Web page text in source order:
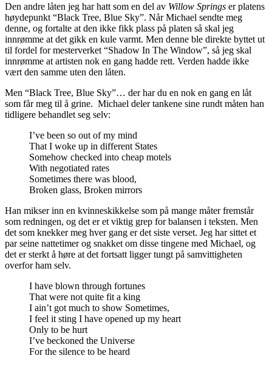
Den andre låten jeg har hatt som en del av Willow Springs er platens
høydepunkt “Black Tree, Blue Sky”. Når Michael sendte meg
denne, og fortalte at den ikke fikk plass på platen så skal jeg
innrømme at det gikk en kule varmt. Men denne ble direkte byttet ut
til fordel for mesterverket “Shadow In The Window”, så jeg skal
innrømme at artisten nok en gang hadde rett. Verden hadde ikke
vært den samme uten den låten.
Men “Black Tree, Blue Sky”… der har du en nok en gang en låt
som får meg til å grine. Michael deler tankene sine rundt måten han
tidligere behandlet seg selv:
I’ve been so out of my mind
That I woke up in different States
Somehow checked into cheap motels
With negotiated rates
Sometimes there was blood,
Broken glass, Broken mirrors
Han mikser inn en kvinneskikkelse som på mange måter fremstår
som redningen, og det er et viktig grep for balansen i teksten. Men
det som knekker meg hver gang er det siste verset. Jeg har sittet et
par seine nattetimer og snakket om disse tingene med Michael, og
det er sterkt å høre at det fortsatt ligger tungt på samvittigheten
overfor ham selv.
I have blown through fortunes
That were not quite fit a king
I ain’t got much to show Sometimes,
I feel it sting I have opened up my heart
Only to be hurt
I’ve beckoned the Universe
For the silence to be heard